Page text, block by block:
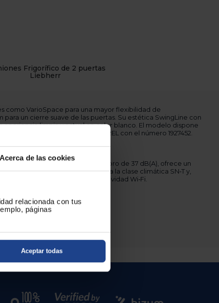
Acerca de las cookies
relacionada con tus
páginas
Aceptar todas
Frigorífico de 2 puertas
Liebherr
como VarioSpace para una mayor flexibilidad de
un cierre suave de las puertas. Su estética SwingLine con
apariencia limpia y actual en color blanco. El modelo dispone
1.3 m y está catalogado bajo EPREL con el número 1927452.
de 181 kWh/año y un nivel sonoro de 37 dB(A), ofrece un
ruido en el día a día. Pertenece a la clase climática SN‑T y,
dispone de No Frost ni de conectividad Wi‑Fi.
la dejes pasar!